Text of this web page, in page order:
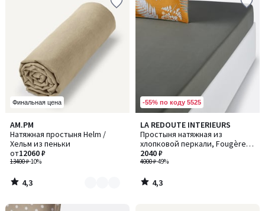
Финальная цена
AM.PM
Натяжная простыня Helm /
Хельм из пеньки
13400 ₽-10%
от12060 ₽
4,3
/ 5
Количество
цветов:
5
4,3
/
-55% по коду 5525
LA REDOUTE INTERIEURS
Простыня натяжная из
хлопковой перкали, Fougère /
Фужер
4000 ₽-49%
2040 ₽
4,3
/ 5
4,3
/